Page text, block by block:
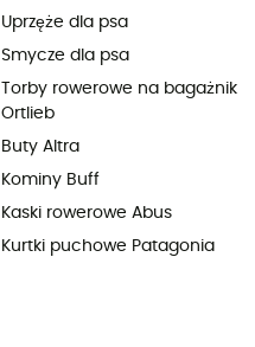
Uprzęże dla psa
Smycze dla psa
Torby rowerowe na bagażnik
Ortlieb
Buty Altra
Kominy Buff
Kaski rowerowe Abus
Kurtki puchowe Patagonia